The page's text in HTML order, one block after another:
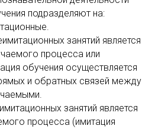
подразделяют на:
занятий является
процесса или
обучения осуществляется
и обратных связей между
занятий является
процесса (имитация